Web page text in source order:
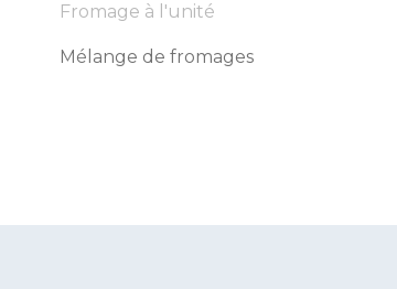
Fromage à l'unité
Mélange de fromages